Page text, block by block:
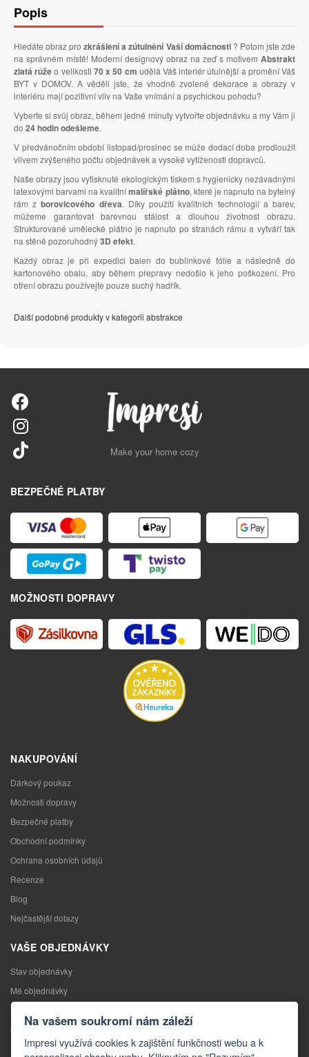
Popis
Hledáte obraz prozkrášlení a zútulnění Vaší domácnosti? Potom jste zde
na správném místě! Moderní designový obraz na zeď s motivem Abstrakt
zlatá růžeo velikosti 70 x 50 cm udělá Váš interiér útulnější a promění Váš
BYT v DOMOV. A věděli jste, že vhodně zvolené dekorace a obrazy v
interiéru mají pozitivní vliv na Vaše vnímání a psychickou pohodu?
Vyberte si svůj obraz, během jedné minuty vytvořte objednávku a my Vám ji
do 24 hodin odešleme.
V předvánočním období listopad/prosinec se může dodací doba prodloužit
vlivem zvýšeného počtu objednávek a vysoké vytíženosti dopravců.
Naše obrazy jsou vytisknuté ekologickým tiskem s hygienicky nezávadnými
latexovými barvami na kvalitnímalířské plátno, které je napnuto na bytelný
rám zborovicového dřeva. Díky použití kvalitních technologií a barev,
můžeme garantovat barevnou stálost a dlouhou životnost obrazu.
Strukturované umělecké plátno je napnuto po stranách rámu a vytváří tak
na stěně pozoruhodný3D efekt.
Každý obraz je při expedici balen do bublinkové fólie a následně do
kartonového obalu, aby během přepravy nedošlo k jeho poškození. Pro
otření obrazu používejte pouze suchý hadřík.
Další podobné produkty v kategorii abstrakce
Make your home cozy
BEZPEČNÉ PLATBY
MOŽNOSTI DOPRAVY
NAKUPOVÁNÍ
Dárkový poukaz
Možnosti dopravy
Bezpečné platby
Obchodní podmínky
Ochrana osobních údajů
Recenze
Blog
Nejčastější dotazy
VAŠE OBJEDNÁVKY
Stav objednávky
Mé objednávky
Výměna zboží
Odstoupení od kupní smlouvy
Reklamace
Na vašem soukromí nám záleží
Impresi využívá cookies k zajištění funkčnosti webu a k